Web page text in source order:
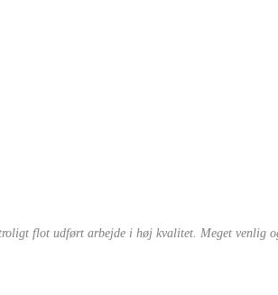
flot udført arbejde i høj kvalitet. Meget venlig